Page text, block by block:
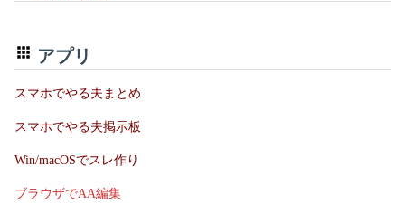
アプリ
スマホでやる夫まとめ
スマホでやる夫掲示板
Win/macOSでスレ作り
ブラウザでAA編集